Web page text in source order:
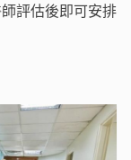
評估後即可安排